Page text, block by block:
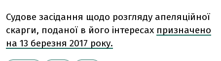
Судове засідання щодо розгляду апеляційної
скарги, поданої в його інтересах призначено
на 13 березня 2017 року.